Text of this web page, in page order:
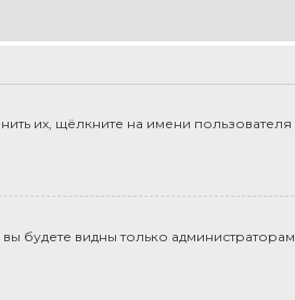
их, щёлкните на имени пользователя
вы будете видны только администраторам,